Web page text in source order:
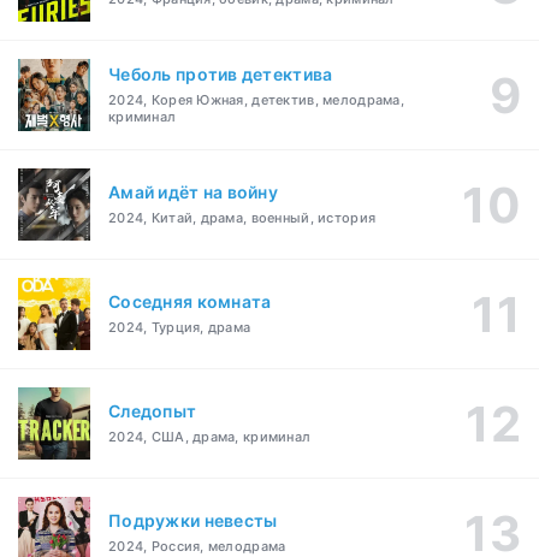
Чеболь против детектива
2024, Корея Южная, детектив, мелодрама,
криминал
Амай идёт на войну
2024, Китай, драма, военный, история
Соседняя комната
2024, Турция, драма
Следопыт
2024, США, драма, криминал
Подружки невесты
2024, Россия, мелодрама